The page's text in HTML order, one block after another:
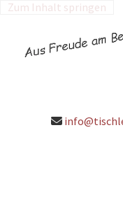
Zum Inhalt springen
